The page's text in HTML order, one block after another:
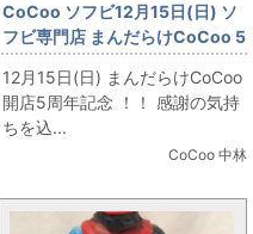
CoCoo ソフビ12月15日(日) ソ
フビ専門店 まんだらけCoCoo 5
周年記念 「バンダイ キングサイ
ズ 仮面ライダー 死神カメレオン
＆コブラ男」
12月15日(日) まんだらけCoCoo
開店5周年記念 ！！ 感謝の気持
ちを込...
CoCoo 中林